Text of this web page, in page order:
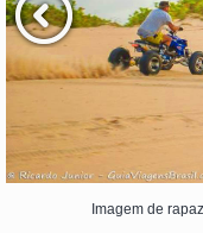
Imagem de